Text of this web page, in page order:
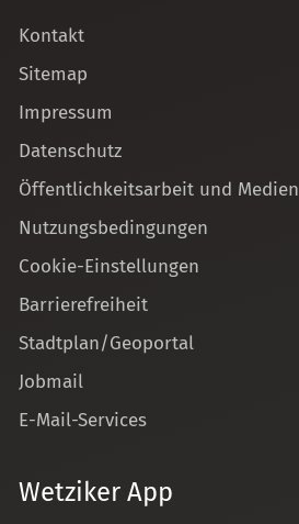
Kontakt
Sitemap
Impressum
Datenschutz
Öffentlichkeitsarbeit und Medien
Nutzungsbedingungen
Cookie-Einstellungen
Barrierefreiheit
Stadtplan/Geoportal
Jobmail
E-Mail-Services
Wetziker App